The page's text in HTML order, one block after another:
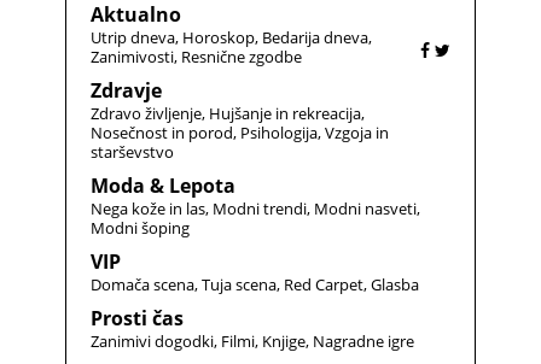
Aktualno
Utrip dneva Horoskop Bedarija dneva
Zanimivosti Resnične zgodbe
Zdravje
Zdravo življenje Hujšanje in rekreacija
Nosečnost in porod Psihologija Vzgoja in
starševstvo
Moda & Lepota
Nega kože in las Modni trendi Modni nasveti
Modni šoping
VIP
Domača scena Tuja scena Red Carpet Glasba
Prosti čas
Zanimivi dogodki Filmi Knjige Nagradne igre